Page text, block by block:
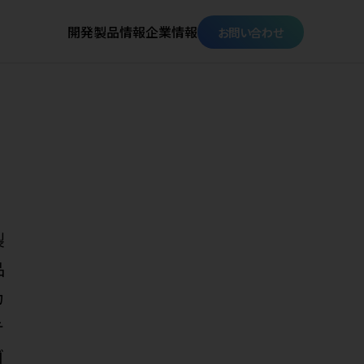
開発製品情報企業情報 お問い合わせ